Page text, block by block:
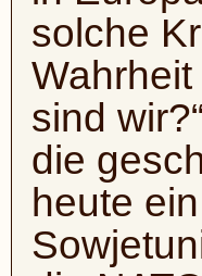
solche
sind
die
heute